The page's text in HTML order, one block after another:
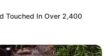
Touched In Over 2,400